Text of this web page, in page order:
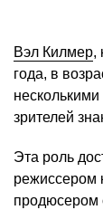
Вэл Килмер,
года, в
зрителей
Эта роль
режиссером
продюсером